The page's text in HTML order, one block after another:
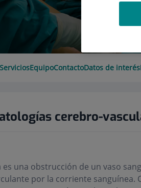
ServiciosEquipoContactoDatos de interés
cerebro-
es una obstrucción de un vaso
por la corriente sanguínea.